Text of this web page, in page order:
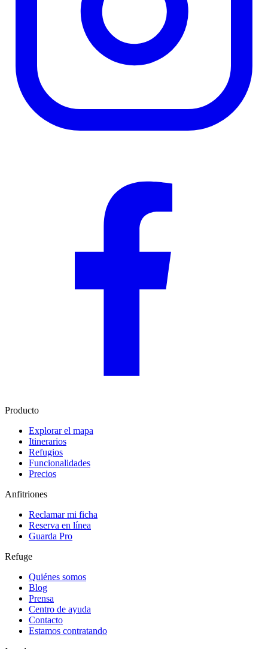
Producto
Explorar el mapa
Itinerarios
Refugios
Funcionalidades
Precios
Anfitriones
Reclamar mi ficha
Reserva en línea
Guarda Pro
Refuge
Quiénes somos
Blog
Prensa
Centro de ayuda
Contacto
Estamos contratando